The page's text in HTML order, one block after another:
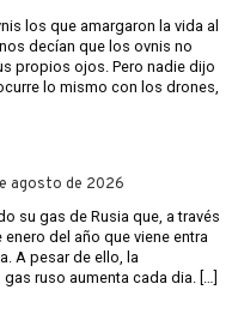
los que amargaron la vida al
decían que los ovnis no
propios ojos. Pero nadie dijo
lo mismo con los drones,
agosto de 2026
su gas de Rusia que, a través
del año que viene entra
A pesar de ello, la
ruso aumenta cada dia. […]